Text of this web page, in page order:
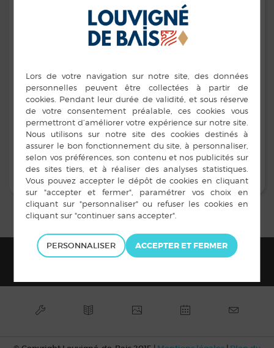
place de nouveaux évènements culturels et sportifs.
Marie-Odile DAYOT– Vice-Présidentes
Cédric MARTIN
Angélique LE BORGNE
Franck LERAY
Marie-Christine LOUIN
Fabien FOUCHER
Axelle LE DUIGOU
RETOUR À LA LISTE DES COMMISSIONS
PERSONNALISER